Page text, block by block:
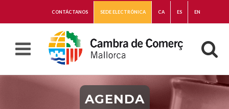
CONTÁCTANOS SEDE ELECTRÓNICA CA ES EN
AGENDA